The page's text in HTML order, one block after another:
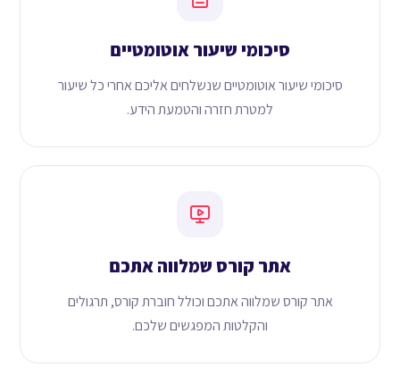
סיכומי שיעור אוטומטיים
סיכומי שיעור אוטומטיים שנשלחים אליכם אחרי כל שיעור
למטרת חזרה והטמעת הידע.
אתר קורס שמלווה אתכם
אתר קורס שמלווה אתכם וכולל חוברת קורס, תרגולים
והקלטות המפגשים שלכם.